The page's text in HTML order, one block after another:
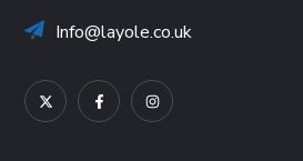
Info@layole.co.uk